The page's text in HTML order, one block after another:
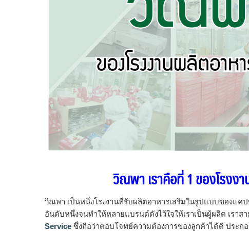
วิณพา เราคือที่ 1 ของโรง
วิณพา เป็นหนึ่งโรงงานที่รับผลิตอาหารเสริมในรูปแบบของแ
อันดับหนึ่งจนทำให้หลายแบรนด์ดังไว้ใจให้เราเป็นผู้ผลิต เรา
Service ซึ่งถือว่าตอบโจทย์ความต้องการของลูกค้าได้ดี ประก